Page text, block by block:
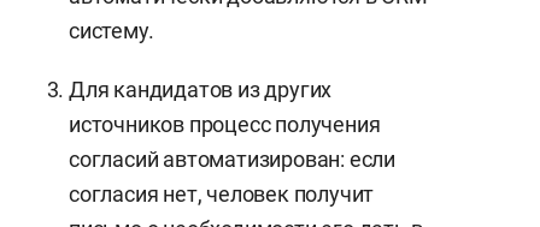
систему.
Для кандидатов из других
источников процесс получения
согласий автоматизирован: если
согласия нет, человек получит